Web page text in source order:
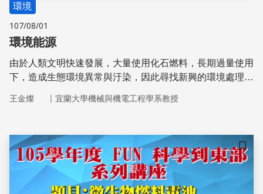
環境
107/08/01
環境能源
由於人類文明快速發展，大量使用化石燃料，長期過量使用
下，造成生態環境異常與汙染，因此尋找新興的環境處理技
王金燦 ｜ 宜蘭大學機械與機電工程學系教授
儲存